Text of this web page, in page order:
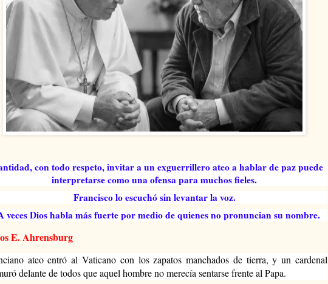
con todo respeto, invitar a un exguerrillero ateo a hablar de paz puede
interpretarse como una ofensa para muchos fieles.
Francisco lo escuchó sin levantar la voz.
Dios habla más fuerte por medio de quienes no pronuncian su nombre.
E. Ahrensburg
ateo entró al Vaticano con los zapatos manchados de tierra, y un cardenal
delante de todos que aquel hombre no merecía sentarse frente al Papa.